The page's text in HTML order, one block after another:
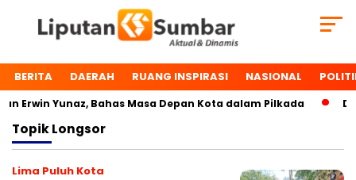
BERITA DAERAH RUANG INSPIRASI NASIONAL
Yunaz, Bahas Masa Depan Kota dalam Pilkada
TopikLongsor
Lima Puluh Kota